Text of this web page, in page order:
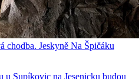
chodba. Jeskyně Na Špičáku
u Supíkovic na Jesenicku budou